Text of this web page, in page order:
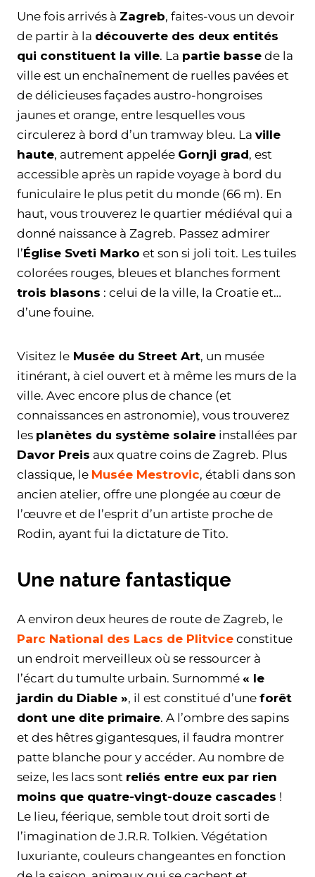
Une fois arrivés à Zagreb, faites-vous un devoir
de partir à la découverte des deux entités
qui constituent la ville. La partie basse de la
ville est un enchaînement de ruelles pavées et
de délicieuses façades austro-hongroises
jaunes et orange, entre lesquelles vous
circulerez à bord d’un tramway bleu. La ville
haute, autrement appelée Gornji grad, est
accessible après un rapide voyage à bord du
funiculaire le plus petit du monde (66 m). En
haut, vous trouverez le quartier médiéval qui a
donné naissance à Zagreb. Passez admirer
l’Église Sveti Marko et son si joli toit. Les tuiles
colorées rouges, bleues et blanches forment
trois blasons : celui de la ville, la Croatie et…
d’une fouine.
Visitez le Musée du Street Art, un musée
itinérant, à ciel ouvert et à même les murs de la
ville. Avec encore plus de chance (et
connaissances en astronomie), vous trouverez
les planètes du système solaire installées par
Davor Preis aux quatre coins de Zagreb. Plus
classique, le Musée Mestrovic, établi dans son
ancien atelier, offre une plongée au cœur de
l’œuvre et de l’esprit d’un artiste proche de
Rodin, ayant fui la dictature de Tito.
Une nature fantastique
A environ deux heures de route de Zagreb, le
Parc National des Lacs de Plitvice constitue
un endroit merveilleux où se ressourcer à
l’écart du tumulte urbain. Surnommé « le
jardin du Diable », il est constitué d’une forêt
dont une dite primaire. A l’ombre des sapins
et des hêtres gigantesques, il faudra montrer
patte blanche pour y accéder. Au nombre de
seize, les lacs sont reliés entre eux par rien
moins que quatre-vingt-douze cascades !
Le lieu, féerique, semble tout droit sorti de
l’imagination de J.R.R. Tolkien. Végétation
luxuriante, couleurs changeantes en fonction